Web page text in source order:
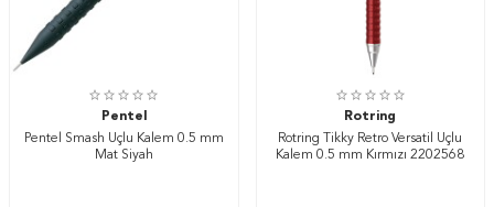
Pentel
Pentel Smash Uçlu Kalem 0.5 mm
Mat Siyah
Rotring
Rotring Tikky Retro Versatil Uçlu
Kalem 0.5 mm Kırmızı 2202568